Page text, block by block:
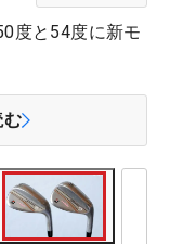
度と54度に新モ
む